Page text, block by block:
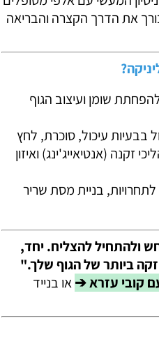
את הדרך הקצרה והבריאה
להפחתת שומן ועיצוב הגוף
בבעיות עיכול, סוכרת, לחץ
זקנה (אנטיאייג'ינג) ואיזון
בניית מסת שריר
ולהתחיל להצליח. יחד,
ביותר של הגוף שלך."
קובי עזרא ➔או בנייד